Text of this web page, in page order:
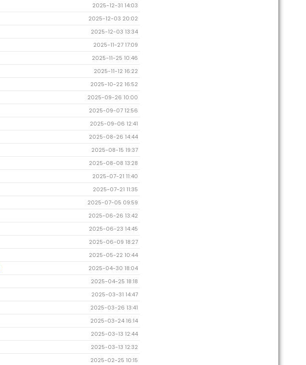
2025-12-31 14:03
2025-12-03 20:02
2025-12-03 13:34
2025-11-27 17:09
2025-11-25 10:46
2025-11-12 16:22
2025-10-22 16:52
2025-09-26 10:00
2025-09-07 12:56
2025-09-06 12:41
2025-08-26 14:44
2025-08-15 19:37
2025-08-08 13:28
2025-07-21 11:40
2025-07-21 11:35
2025-07-05 09:59
2025-06-26 13:42
2025-06-23 14:45
2025-06-09 18:27
2025-05-22 10:44
2025-04-30 18:04
2025-04-25 18:18
2025-03-31 14:47
2025-03-26 13:41
2025-03-24 16:14
2025-03-13 12:44
2025-03-13 12:32
2025-02-25 10:15